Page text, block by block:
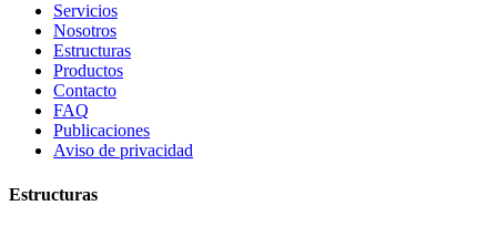
Servicios
Nosotros
Estructuras
Productos
Contacto
FAQ
Publicaciones
Aviso de privacidad
Estructuras